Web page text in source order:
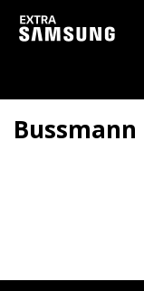
Vzhledem k aktuální
Bussmann